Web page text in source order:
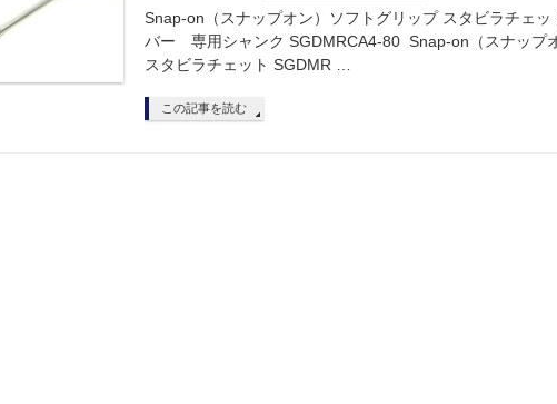
Snap-on（スナップオン）ソフトグリップ スタビラチェッ
バー 専用シャンク SGDMRCA4-80 Snap-on（スナップ
スタビラチェット SGDMR …
この記事を読む